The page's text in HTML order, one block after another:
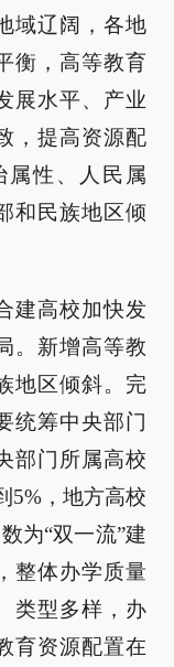
域辽阔，各地
衡，高等教育
展水平、产业
，提高资源配
属性、人民属
和民族地区倾
建高校加快发
。新增高等教
地区倾斜。完
统筹中央部门
部门所属高校
5%，地方高校
为“双一流”建
整体办学质量
类型多样，办
育资源配置在